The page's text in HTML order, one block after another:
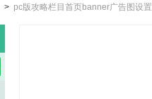
> pc版攻略栏目首页banner广告图设置